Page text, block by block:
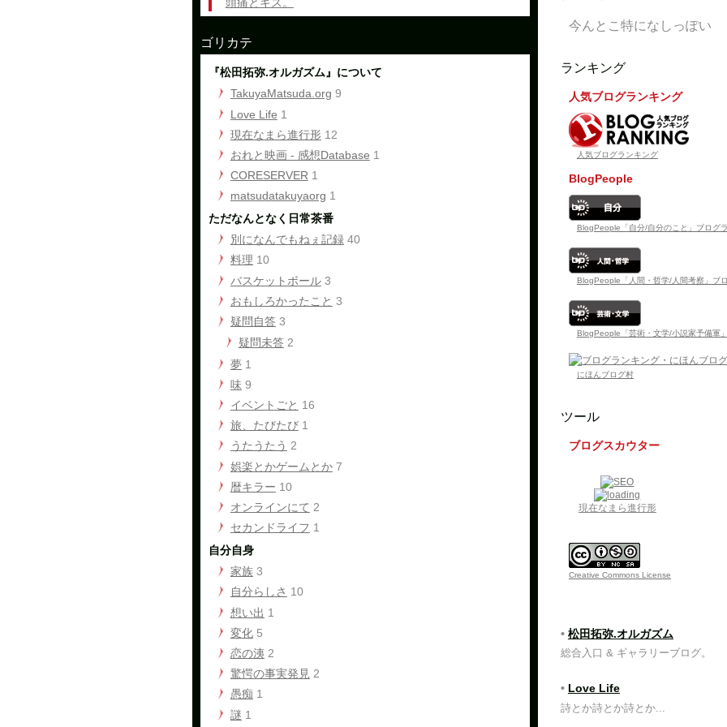
ゴリカテ
『松田拓弥.オルガズム』について
TakuyaMatsuda.org 9
Love Life 1
現在なまら進行形12
おれと映画 - 感想Database 1
CORESERVER 1
matsudatakuyaorg 1
ただなんとなく日常茶番
別になんでもねぇ記録40
料理 10
バスケットボール3
おもしろかったこと 3
疑問自答3
疑問未答2
夢 1
味 9
イベントごと 16
旅、たびたび1
うたうたう 2
娯楽とかゲームとか7
暦キラー 10
オンラインにて 2
セカンドライフ 1
自分自身
家族3
自分らしさ 10
想い出 1
変化5
恋の洟 2
驚愕の事実発見 2
愚痴 1
謎 1
今んとこ特になしっぽい
ランキング
人気ブログランキング
人気ブログランキング
BlogPeople
BlogPeople「自分/自分のこと」ブログ
BlogPeople「人間・哲学/人間考察」ブ
BlogPeople「芸術・文学/小説家予備軍
にほんブログ村
ツール
ブログスカウター
現在なまら進行形
Creative Commons License
• 松田拓弥.オルガズム
総合入口 & ギャラリーブログ。
• Love Life
詩とか詩とか詩とか...